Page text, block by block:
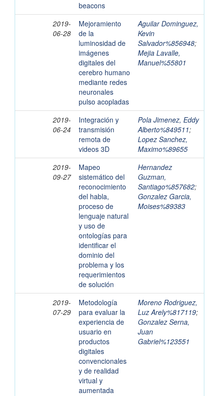
beacons
2019-
06-28
Mejoramiento
de la
luminosidad de
imágenes
digitales del
cerebro humano
mediante redes
neuronales
pulso acopladas
Aguilar Dominguez,
Kevin
Salvador%856948;
Mejia Lavalle,
Manuel%55801
2019-
06-24
Integración y
transmisión
remota de
videos 3D
Pola Jimenez, Eddy
Alberto%849511;
Lopez Sanchez,
Maximo%89655
2019-
09-27
Mapeo
sistemático del
reconocimiento
del habla,
proceso de
lenguaje natural
y uso de
ontologías para
identificar el
dominio del
problema y los
requerimientos
de solución
Hernandez
Guzman,
Santiago%857682;
Gonzalez Garcia,
Moises%89383
2019-
07-29
Metodología
para evaluar la
experiencia de
usuario en
productos
digitales
convencionales
y de realidad
virtual y
aumentada
Moreno Rodriguez,
Luz Arely%817119;
Gonzalez Serna,
Juan
Gabriel%123551